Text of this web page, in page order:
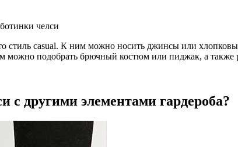
челси
стиль casual. К ним можно носить джинсы или
можно подобрать брючный костюм или пиджак, а также
с другими элементами гардероба?